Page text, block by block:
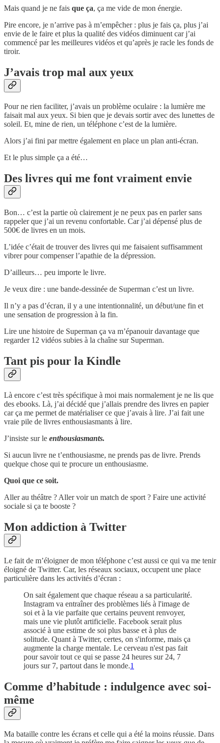
Mais quand je ne fais que ça, ça me vide de mon énergie.
Pire encore, je n’arrive pas à m’empêcher : plus je fais ça, plus j’ai
envie de le faire et plus la qualité des vidéos diminuent car j’ai
commencé par les meilleures vidéos et qu’après je racle les fonds de
tiroir.
J’avais trop mal aux yeux
Pour ne rien faciliter, j’avais un problème oculaire : la lumière me
faisait mal aux yeux. Si bien que je devais sortir avec des lunettes de
soleil. Et, mine de rien, un téléphone c’est de la lumière.
Alors j’ai fini par mettre également en place un plan anti-écran.
Et le plus simple ça a été…
Des livres qui me font vraiment envie
Bon… c’est la partie où clairement je ne peux pas en parler sans
rappeler que j’ai un revenu confortable. Car j’ai dépensé plus de
500€ de livres en un mois.
L’idée c’était de trouver des livres qui me faisaient suffisamment
vibrer pour compenser l’apathie de la dépression.
D’ailleurs… peu importe le livre.
Je veux dire : une bande-dessinée de Superman c’est un livre.
Il n’y a pas d’écran, il y a une intentionnalité, un début/une fin et
une sensation de progression à la fin.
Lire une histoire de Superman ça va m’épanouir davantage que
regarder 12 vidéos subies à la chaîne sur Superman.
Tant pis pour la Kindle
Là encore c’est très spécifique à moi mais normalement je ne lis que
des ebooks. Là, j’ai décidé que j’allais prendre des livres en papier
car ça me permet de matérialiser ce que j’avais à lire. J’ai fait une
vraie pile de livres enthousiasmants à lire.
J’insiste sur le enthousiasmants.
Si aucun livre ne t’enthousiasme, ne prends pas de livre. Prends
quelque chose qui te procure un enthousiasme.
Quoi que ce soit.
Aller au théâtre ? Aller voir un match de sport ? Faire une activité
sociale si ça te booste ?
Mon addiction à Twitter
Le fait de m’éloigner de mon téléphone c’est aussi ce qui va me tenir
éloigné de Twitter. Car, les réseaux sociaux, occupent une place
particulière dans les activités d’écran :
On sait également que chaque réseau a sa particularité.
Instagram va entraîner des problèmes liés à l'image de
soi et à la vie parfaite que certains peuvent renvoyer,
mais une vie plutôt artificielle. Facebook serait plus
associé à une estime de soi plus basse et à plus de
solitude. Quant à Twitter, certes, on s'informe, mais ça
augmente la charge mentale. Le cerveau n'est pas fait
pour savoir tout ce qui se passe 24 heures sur 24, 7
jours sur 7, partout dans le monde.1
Comme d’habitude : indulgence avec soi-
même
Ma bataille contre les écrans et celle qui a été la moins réussie. Dans